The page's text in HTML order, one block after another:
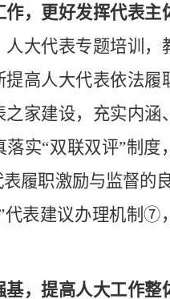
作，更好发挥代表主
大代表专题培训，
提高人大代表依法履
之家建设，充实内涵
落实“双联双评”制度
履职激励与监督的
代表建议办理机制⑦
基，提高人大工作整